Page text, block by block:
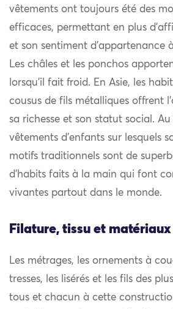
vêtements ont toujours été des
efficaces, permettant en plus
et son sentiment d’appartenance
Les châles et les ponchos
lorsqu’il fait froid. En Asie, les
cousus de fils métalliques offrent
sa richesse et son statut social. Au
vêtements d’enfants sur lesquels
motifs traditionnels sont de
d’habits faits à la main qui font
vivantes partout dans le monde.
Filature, tissu et
Les métrages, les ornements à
tresses, les lisérés et les fils des
tous et chacun à cette